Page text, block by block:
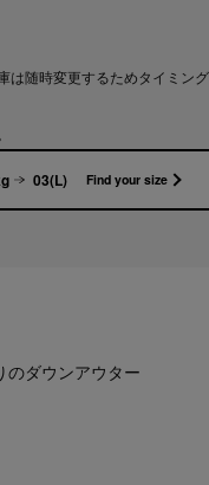
随時変更するためタイミン
03(L) Find your size
のダウンアウター